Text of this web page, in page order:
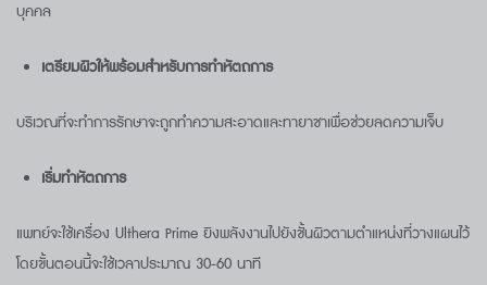
บุคคล
เตรียมผิวให้พร้อมสำหรับการทำหัตถการ
บริเวณที่จะทำการรักษาจะถูกทำความสะอาดและทายาชาเพื่อช่วยลดความเจ็บ
เริ่มทำหัตถการ
แพทย์จะใช้เครื่อง Ulthera Prime ยิงพลังงานไปยังชั้นผิวตามตำแหน่งที่วางแผนไว้
โดยขั้นตอนนี้จะใช้เวลาประมาณ 30-60 นาที